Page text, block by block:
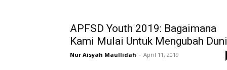
APFSD Youth 2019: Bagaimana
Kami Mulai Untuk Mengubah
Nur Aisyah Maullidah - April 11, 2019